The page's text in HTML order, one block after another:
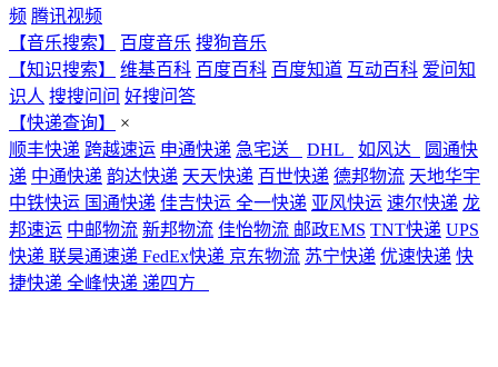
频 腾讯视频
【音乐搜索】
百度音乐 搜狗音乐
【知识搜索】
维基百科 百度百科 百度知道 互动百科 爱问知
识人 搜搜问问 好搜问答
【快递查询】
×
顺丰快递 跨越速运 申通快递 急宅送 DHL 如风达
圆通快
递 中通快递 韵达快递 天天快递 百世快递 德邦物流 天地华宇
中铁快运 国通快递 佳吉快运 全一快递 亚风快运 速尔快递 龙
邦速运 中邮物流 新邦物流 佳怡物流 邮政EMS TNT快递 UPS
快递 联昊通速递 FedEx快递 京东物流 苏宁快递 优速快递 快
捷快递 全峰快递 递四方